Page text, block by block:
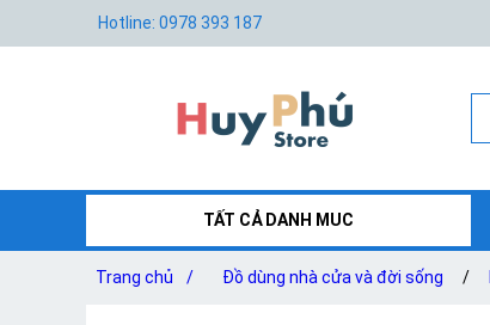
Hotline: 0978 393 187
TẤT CẢ DANH MUC
Trang chủ / Đồ dùng nhà cửa và đời sống /